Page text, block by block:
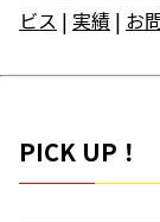
ビス | 実績 | お
PICK UP！